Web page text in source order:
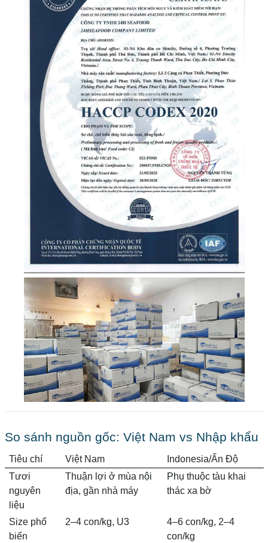
So sánh nguồn gốc: Việt Nam vs Nhập khẩu
Tiêu chí Việt Nam
Indonesia/Ấn Độ
Tươi
nguyên
liệu
Thuận lợi ở mùa nội
địa, gần nhà máy
Phụ thuộc tàu khai
thác xa bờ
Size phổ
biến
2–4 con/kg, U3
4–6 con/kg, 2–4
con/kg